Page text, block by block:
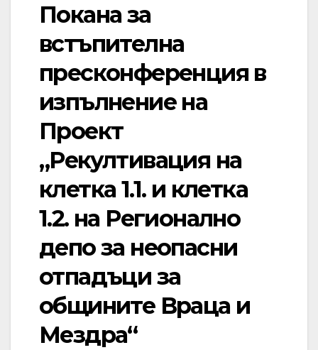
Покана за
встъпителна
пресконференция в
изпълнение на
Проект
„Рекултивация на
клетка 1.1. и клетка
1.2. на Регионално
депо за неопасни
отпадъци за
общините Враца и
Мездра“